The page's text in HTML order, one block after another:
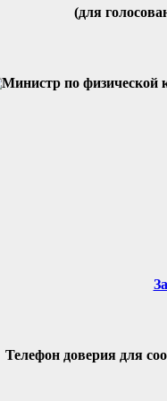
(для
Телефон доверия для